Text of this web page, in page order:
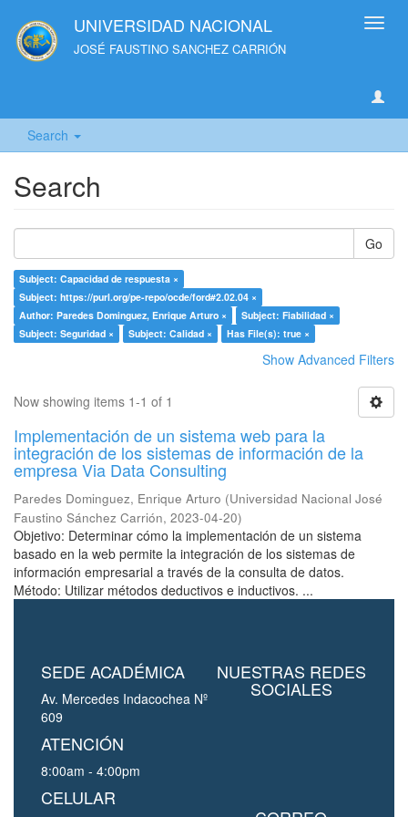
UNIVERSIDAD NACIONAL
JOSÉ FAUSTINO SANCHEZ CARRIÓN
Search
Search
Go
Subject: Capacidad de respuesta ×
Subject: https://purl.org/pe-repo/ocde/ford#2.02.04 ×
Author: Paredes Dominguez, Enrique Arturo ×
Subject: Fiabilidad ×
Subject: Seguridad ×
Subject: Calidad × Has File(s): true ×
Show Advanced Filters
Now showing items 1-1 of 1
Implementación de un sistema web para la
integración de los sistemas de información de la
empresa Via Data Consulting
Paredes Dominguez, Enrique Arturo (Universidad Nacional José
Faustino Sánchez Carrión, 2023-04-20)
Objetivo: Determinar cómo la implementación de un sistema
basado en la web permite la integración de los sistemas de
información empresarial a través de la consulta de datos.
Método: Utilizar métodos deductivos e inductivos. ...
SEDE ACADÉMICA
Av. Mercedes Indacochea Nº
609
ATENCIÓN
8:00am - 4:00pm
CELULAR
NUESTRAS REDES
SOCIALES